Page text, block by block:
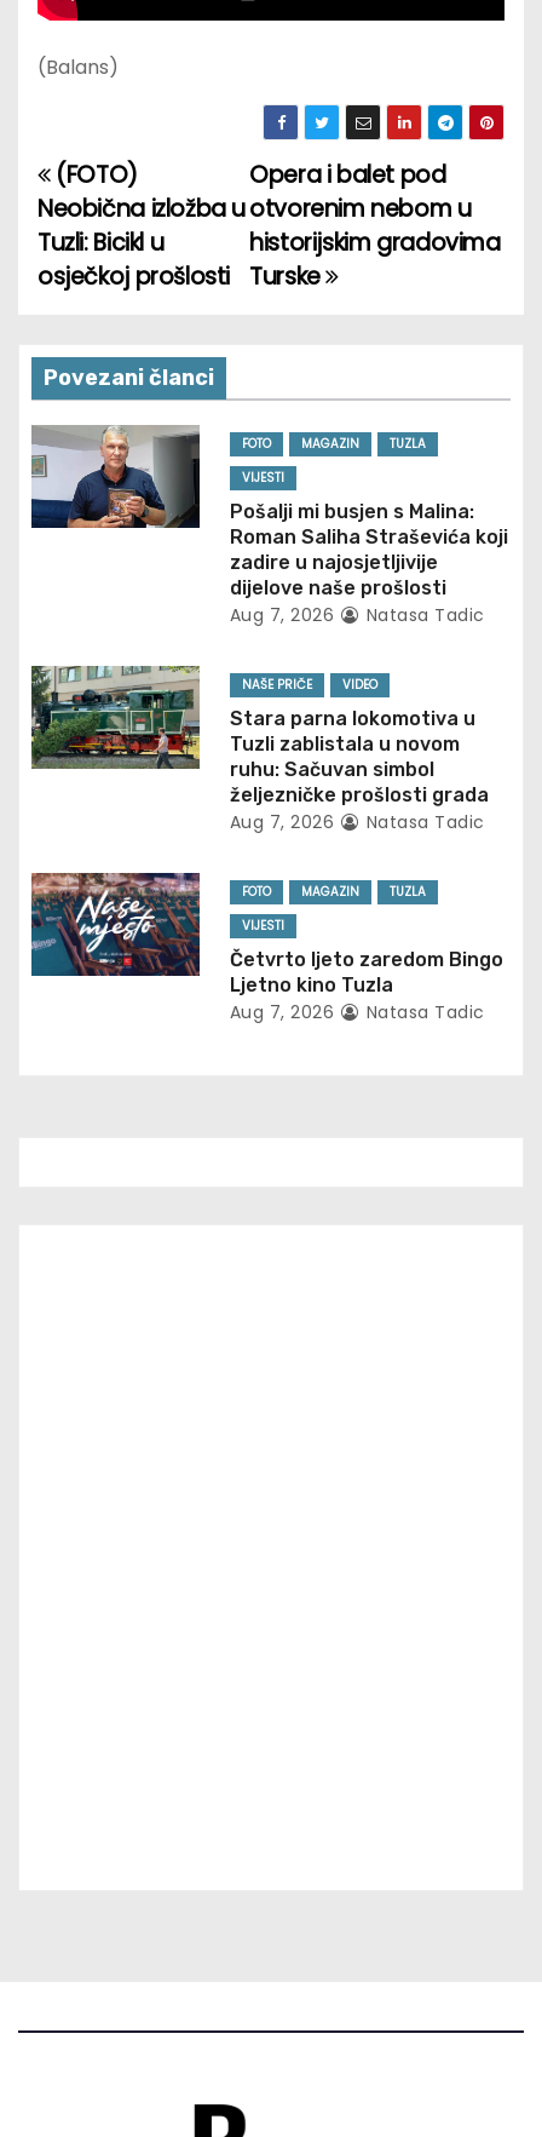
(Balans)
P
o
s
n
a
v
i
t
i
Opera i balet pod
otvorenim nebom u
historijskim gradovima
Turske
(FOTO)
Neobična izložba u
Tuzli: Bicikl u
osječkoj prošlosti
Povezani članci
FOTO MAGAZIN
TUZLA
VIJESTI
Pošalji mi busjen s Malina:
Roman Saliha Straševića koji
zadire u najosjetljivije
dijelove naše prošlosti
Aug 7, 2026 Natasa Tadic
NAŠE PRIČE VIDEO
Stara parna lokomotiva u
Tuzli zablistala u novom
ruhu: Sačuvan simbol
željezničke prošlosti grada
Aug 7, 2026 Natasa Tadic
FOTO MAGAZIN
TUZLA
VIJESTI
Četvrto ljeto zaredom Bingo
Ljetno kino Tuzla
Aug 7, 2026 Natasa Tadic